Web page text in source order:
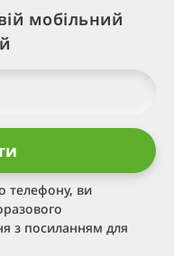
мобільний
телефону, ви
з посиланням для